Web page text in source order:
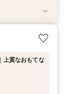
人数ウェディン
の見学にもお
ペるで挙式体験
上質なおもてな